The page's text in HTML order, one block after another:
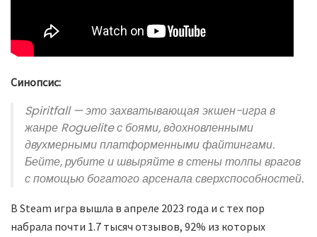
Синопсис:
Spiritfall— это захватывающая экшен-игра в
жанре Roguelite с боями, вдохновленными
двухмерными платформенными файтингами.
Бейте, рубите и швыряйте в стены толпы врагов
с помощью богатого арсенала сверхспособностей.
В Steam игра вышла в апреле 2023 года и с тех пор
набрала почти 1.7 тысяч отзывов, 92% из которых